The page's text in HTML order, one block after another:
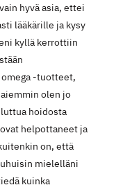
hyvä asia, ettei
lääkärille ja kysy
kyllä kerrottiin
-tuotteet,
olen jo
hoidosta
helpottaneet ja
on, että
mielelläni
kuinka